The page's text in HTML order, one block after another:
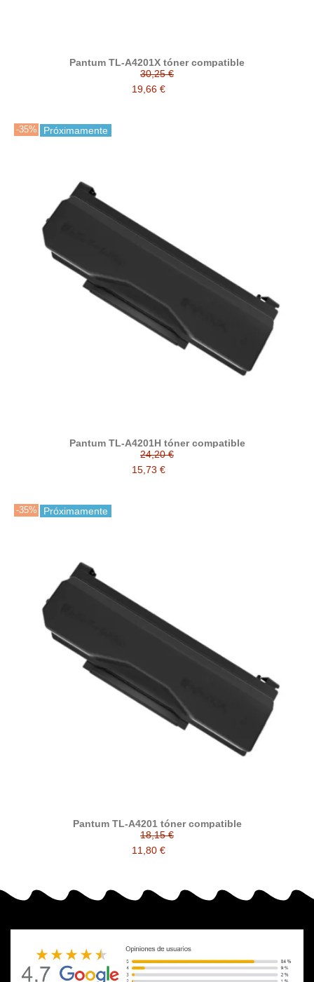
Pantum TL-A4201X tóner compatible
30,25 €
19,66 €
-35% Próximamente
Pantum TL-A4201H tóner compatible
24,20 €
15,73 €
-35% Próximamente
Pantum TL-A4201 tóner compatible
18,15 €
11,80 €